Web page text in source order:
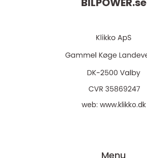
web: www.klikko.dk
Menu